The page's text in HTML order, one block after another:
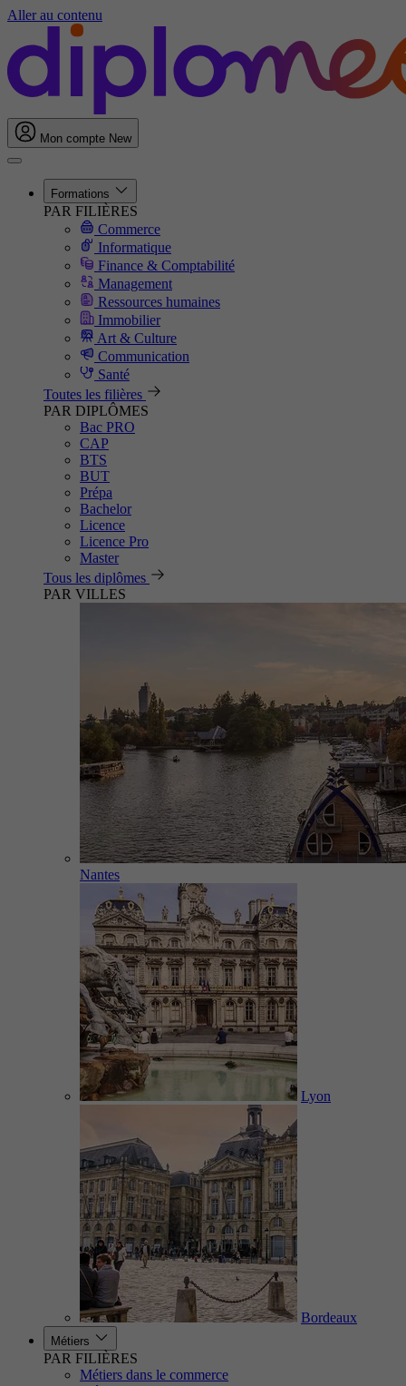
Aller au contenu
Mon compte New
Formations
PAR FILIÈRES
Commerce
Informatique
Finance & Comptabilité
Management
Ressources humaines
Immobilier
Art & Culture
Communication
Santé
Toutes les filières
PAR DIPLÔMES
Bac PRO
CAP
BTS
BUT
Prépa
Bachelor
Licence
Licence Pro
Master
Tous les diplômes
PAR VILLES
Nantes
Lyon
Bordeaux
Métiers
PAR FILIÈRES
Métiers dans le commerce